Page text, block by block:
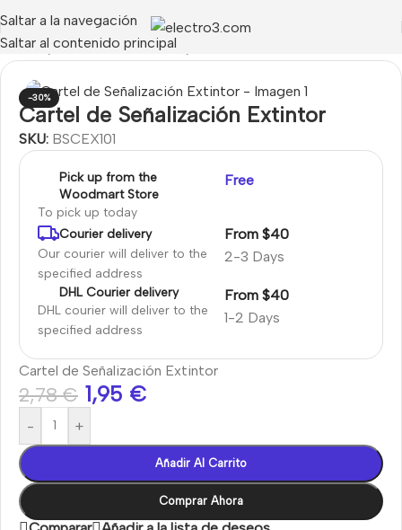
Saltar a la navegación
Saltar al contenido principal
/ Accesorios Incendio
-30%
Cartel de Señalización Extintor
SKU: BSCEX101
Pick up from the
Woodmart Store
To pick up today
Free
Courier delivery
Our courier will deliver to the
specified address
2-3 Days
From $40
DHL Courier delivery
DHL courier will deliver to the
specified address
1-2 Days
From $40
Cartel de Señalización Extintor
2,78€ 1,95 €
- +
Añadir Al Carrito
Comprar Ahora